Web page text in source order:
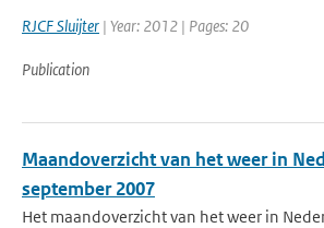
RJCF Sluijter | Year: 2012 | Pages: 20
Publication
Maandoverzicht van het weer in
september 2007
Het maandoverzicht van het weer in